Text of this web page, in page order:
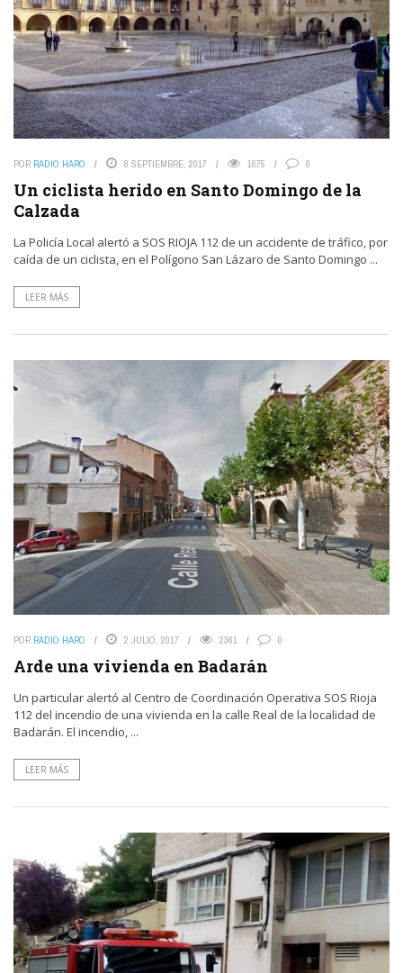
POR RADIO HARO 8 SEPTIEMBRE, 2017 1675 0
Un ciclista herido en Santo Domingo de la
Calzada
La Policía Local alertó a SOS RIOJA 112 de un accidente de tráfico, por
caída de un ciclista, en el Polígono San Lázaro de Santo Domingo ...
LEER MÁS
POR RADIO HARO 2 JULIO, 2017 2361 0
Arde una vivienda en Badarán
Un particular alertó al Centro de Coordinación Operativa SOS Rioja
112 del incendio de una vivienda en la calle Real de la localidad de
Badarán. El incendio, ...
LEER MÁS